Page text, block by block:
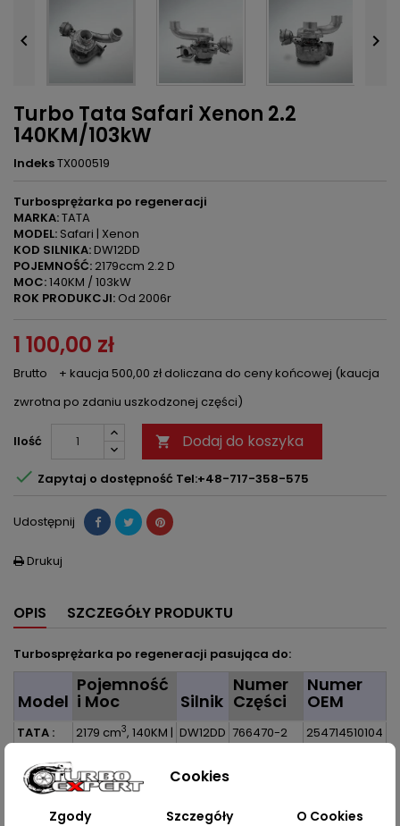
 
Turbo Tata Safari Xenon 2.2
140KM/103kW
IndeksTX000519
Turbosprężarka po regeneracji
MARKA:TATA
MODEL: Safari | Xenon
KOD SILNIKA:DW12DD
POJEMNOŚĆ: 2179ccm 2.2 D
MOC:140KM / 103kW
ROK PRODUKCJI: Od 2006r
1 100,00 zł
Brutto
+ kaucja 500,00 zł doliczana do ceny końcowej (kaucja
zwrotna po zdaniu uszkodzonej części)
Ilość  Dodaj do koszyka
 Zapytaj o dostępność Tel:+48-717-358-575
Udostępnij
 Drukuj
OPIS SZCZEGÓŁY PRODUKTU
Turbosprężarka po regeneracji pasująca do:
Model
Pojemność
i Moc Silnik
Numer
Części
Numer
OEM
TATA :
Safari II
2.2 D
Xenon I
2.2 D
2179 cm3, 140KM |
103kW
DW12DD 766470-2
766470-
766470-
254714510104
279114510101
Cookies
Zgody Szczegóły O Cookies